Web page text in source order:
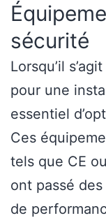
sécurité
Lorsqu’il
pour une
essentiel
Ces
tels que CE
ont passé
de